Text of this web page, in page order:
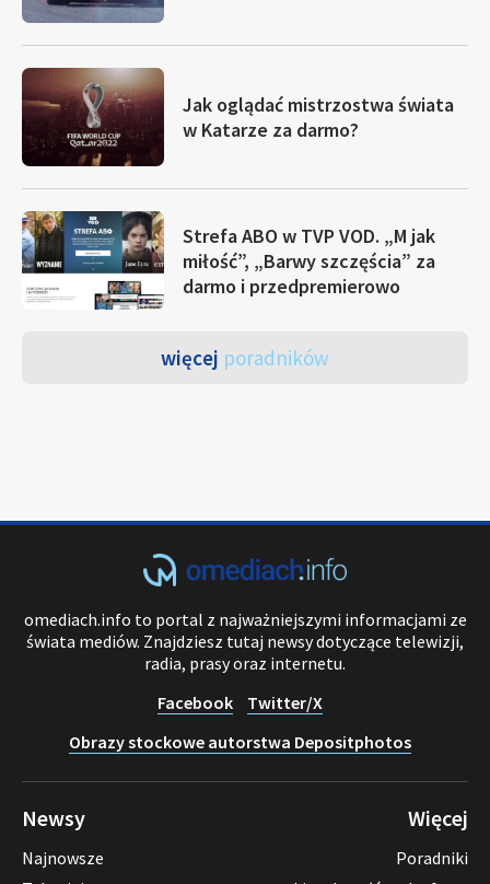
Jak oglądać mistrzostwa świata
w Katarze za darmo?
Strefa ABO w TVP VOD. „M jak
miłość”, „Barwy szczęścia” za
darmo i przedpremierowo
więcej poradników
omediach.info to portal z najważniejszymi informacjami ze
świata mediów. Znajdziesz tutaj newsy dotyczące telewizji,
radia, prasy oraz internetu.
Facebook
Twitter/X
Obrazy stockowe autorstwa Depositphotos
Newsy
Najnowsze
Więcej
Poradniki